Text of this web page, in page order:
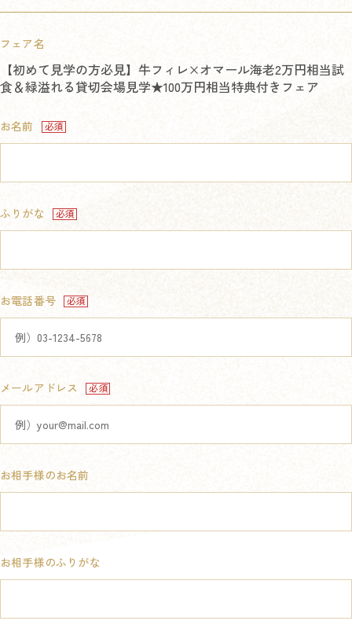
フェア名
【初めて見学の方必見】牛フィレ×オマール海老2万円相当試
食＆緑溢れる貸切会場見学★100万円相当特典付きフェア
お名前
ふりがな
お電話番号
メールアドレス
お相手様のお名前
お相手様のふりがな